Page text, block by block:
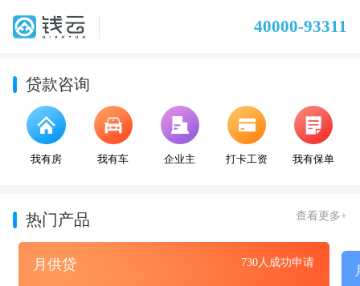
40000-93311
贷款咨询
我有房 我有车 企业主 打卡工资 我有保单
热门产品 查看更多+
月供贷 730人成功申请